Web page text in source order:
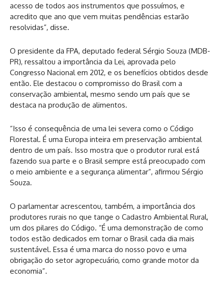
acesso de todos aos instrumentos que possuímos, e
acredito que ano que vem muitas pendências estarão
resolvidas”, disse.
O presidente da FPA, deputado federal Sérgio Souza (MDB-
PR), ressaltou a importância da Lei, aprovada pelo
Congresso Nacional em 2012, e os benefícios obtidos desde
então. Ele destacou o compromisso do Brasil com a
conservação ambiental, mesmo sendo um país que se
destaca na produção de alimentos.
“Isso é consequência de uma lei severa como o Código
Florestal. É uma Europa inteira em preservação ambiental
dentro de um país. Isso mostra que o produtor rural está
fazendo sua parte e o Brasil sempre está preocupado com
o meio ambiente e a segurança alimentar”, afirmou Sérgio
Souza.
O parlamentar acrescentou, também, a importância dos
produtores rurais no que tange o Cadastro Ambiental Rural,
um dos pilares do Código. “É uma demonstração de como
todos estão dedicados em tornar o Brasil cada dia mais
sustentável. Essa é uma marca do nosso povo e uma
obrigação do setor agropecuário, como grande motor da
economia”.